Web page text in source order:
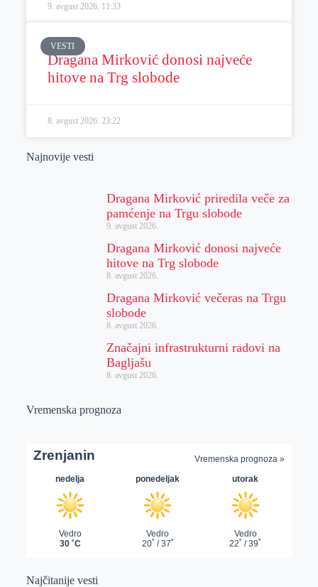
9. avgust 2026. 11:33
VESTI
Dragana Mirković donosi najveće
hitove na Trg slobode
8. avgust 2026. 23:22
Najnovije vesti
Dragana Mirković priredila veče za
pamćenje na Trgu slobode
9. avgust 2026.
Dragana Mirković donosi najveće
hitove na Trg slobode
8. avgust 2026.
Dragana Mirković večeras na Trgu
slobode
8. avgust 2026.
Značajni infrastrukturni radovi na
Bagljašu
8. avgust 2026.
Vremenska prognoza
Najčitanije vesti